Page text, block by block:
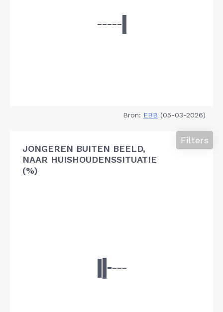
Bron: EBB (05-03-2026)
JONGEREN BUITEN BEELD,
NAAR HUISHOUDENSSITUATIE
(%)
Filters